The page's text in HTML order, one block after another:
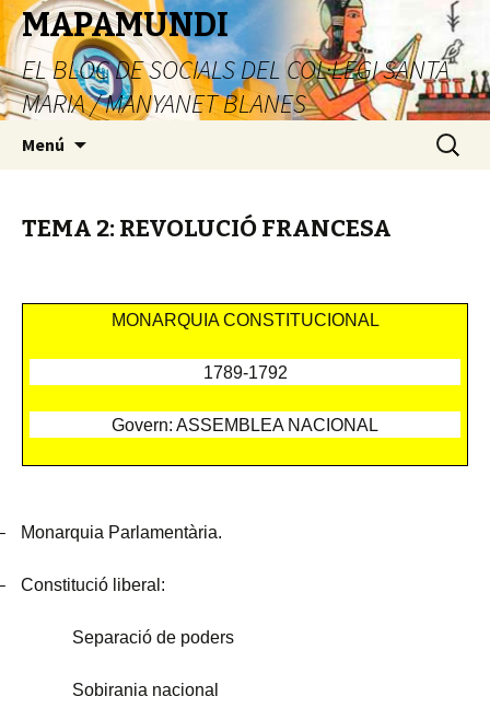
MAPAMUNDI
EL BLOC DE SOCIALS DEL COL·LEGI SANTA
MARIA / MANYANET BLANES
Menú Cerca:
TEMA 2: REVOLUCIÓ FRANCESA
MONARQUIA CONSTITUCIONAL
1789-1792
Govern: ASSEMBLEA NACIONAL
Monarquia Parlamentària.
Constitució liberal:
Separació de poders
Sobirania nacional